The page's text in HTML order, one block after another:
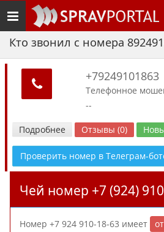
Toggle
navigation
Кто звонил с номера
+79249101863
Телефонное
--
Подробнее Отзывы (0)
Проверить номер в Телеграм-
Чей номер +7 (924)
Номер +7 924 910-18-63 имеет